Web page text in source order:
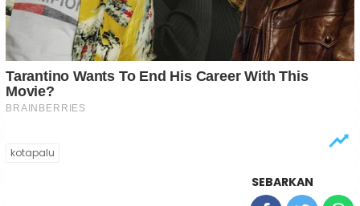
kotapalu
SEBARKAN